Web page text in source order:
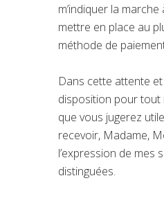
m’indiquer la
mettre en place au
méthode de
Dans cette attente
disposition pour tout
que vous jugerez
recevoir, Madame,
l’expression de mes
distinguées.